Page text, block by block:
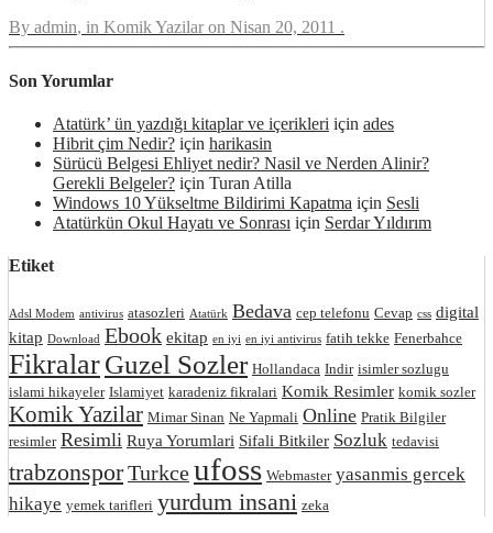
By admin, in Komik Yazilar on Nisan 20, 2011 .
Son Yorumlar
Atatürk’ ün yazdığı kitaplar ve içerikleri için ades
Hibrit çim Nedir? için harikasin
Sürücü Belgesi Ehliyet nedir? Nasil ve Nerden Alinir?
Gerekli Belgeler? için Turan Atilla
Windows 10 Yükseltme Bildirimi Kapatma için Sesli
Atatürkün Okul Hayatı ve Sonrası için Serdar Yıldırım
Etiket
Adsl Modem antivirus atasozleri Atatürk Bedava cep telefonu Cevap css digital
kitap Download Ebook ekitap en iyi en iyi antivirus fatih tekke Fenerbahce
FikralarGuzel Sozler Hollandaca Indir isimler sozlugu
islami hikayeler Islamiyet karadeniz fikralari Komik Resimler komik sozler
Komik Yazilar Mimar Sinan Ne Yapmali Online Pratik Bilgiler
resimler Resimli Ruya Yorumlari Sifali Bitkiler Sozluk tedavisi
trabzonsporTurkceufoss Webmaster yasanmis gercek
hikaye yemek tarifleri yurdum insani zeka